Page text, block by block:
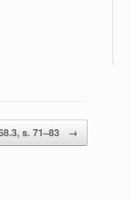
s. 71–83 →